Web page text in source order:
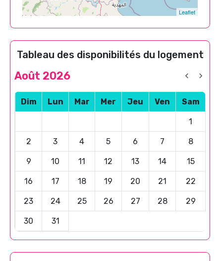
Leaflet
Tableau des disponibilités du logement
Août 2026
Dim Lun Mar Mer Jeu Ven Sam
1
2 3 4 5 6 7 8
9 10 11 12 13 14 15
16 17 18 19 20 21 22
23 24 25 26 27 28 29
30 31